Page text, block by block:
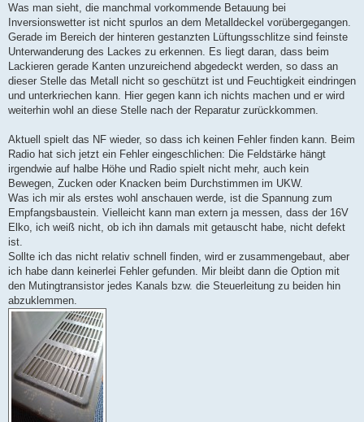
Was man sieht, die manchmal vorkommende Betauung bei
Inversionswetter ist nicht spurlos an dem Metalldeckel vorübergegangen.
Gerade im Bereich der hinteren gestanzten Lüftungsschlitze sind feinste
Unterwanderung des Lackes zu erkennen. Es liegt daran, dass beim
Lackieren gerade Kanten unzureichend abgedeckt werden, so dass an
dieser Stelle das Metall nicht so geschützt ist und Feuchtigkeit eindringen
und unterkriechen kann. Hier gegen kann ich nichts machen und er wird
weiterhin wohl an diese Stelle nach der Reparatur zurückkommen.
Aktuell spielt das NF wieder, so dass ich keinen Fehler finden kann. Beim
Radio hat sich jetzt ein Fehler eingeschlichen: Die Feldstärke hängt
irgendwie auf halbe Höhe und Radio spielt nicht mehr, auch kein
Bewegen, Zucken oder Knacken beim Durchstimmen im UKW.
Was ich mir als erstes wohl anschauen werde, ist die Spannung zum
Empfangsbaustein. Vielleicht kann man extern ja messen, dass der 16V
Elko, ich weiß nicht, ob ich ihn damals mit getauscht habe, nicht defekt
ist.
Sollte ich das nicht relativ schnell finden, wird er zusammengebaut, aber
ich habe dann keinerlei Fehler gefunden. Mir bleibt dann die Option mit
den Mutingtransistor jedes Kanals bzw. die Steuerleitung zu beiden hin
abzuklemmen.